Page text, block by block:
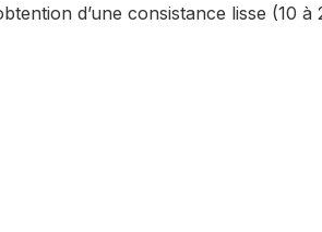
d’une consistance lisse (10